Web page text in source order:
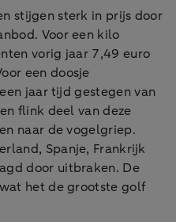
stijgen sterk in prijs door
Voor een kilo
vorig jaar 7,49 euro
een doosje
jaar tijd gestegen van
flink deel van deze
naar de vogelgriep.
Spanje, Frankrijk
door uitbraken. De
het de grootste golf